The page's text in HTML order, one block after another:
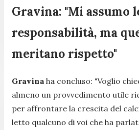
Gravina: "Mi assumo
responsabilità, ma
meritano rispetto"
Gravina ha concluso: "Voglio
almeno un provvedimento utile
per affrontare la crescita del
letto qualcuno di voi che ha